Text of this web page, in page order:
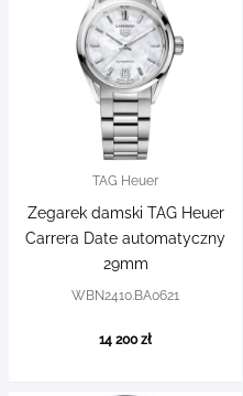
TAG Heuer
Zegarek damski TAG Heuer
Carrera Date automatyczny
29mm
WBN2410.BA0621
14 200 zł